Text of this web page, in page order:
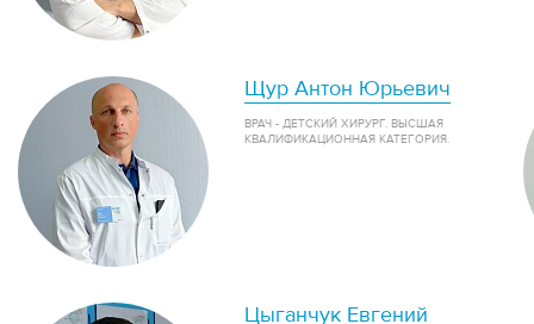
Щур Антон Юрьевич
ВРАЧ - ДЕТСКИЙ ХИРУРГ. ВЫСШАЯ
КВАЛИФИКАЦИОННАЯ КАТЕГОРИЯ.
Цыганчук Евгений